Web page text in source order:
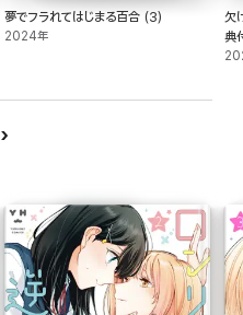
夢でフラれてはじまる百合 (3)
2024年
欠
典